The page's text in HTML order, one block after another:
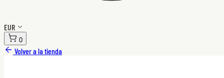
EUR
0
Volver a la tienda